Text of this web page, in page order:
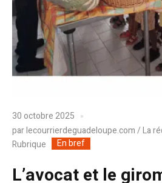
30 octobre 2025
parlecourrierdeguadeloupe.com / La
Rubrique
En bref
L’avocat et le